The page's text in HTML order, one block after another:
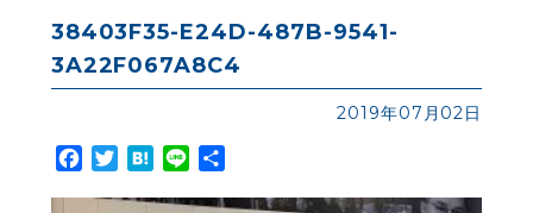
38403F35-E24D-487B-9541-
3A22F067A8C4
2019年07月02日
Facebook
TwitterHatena
Line